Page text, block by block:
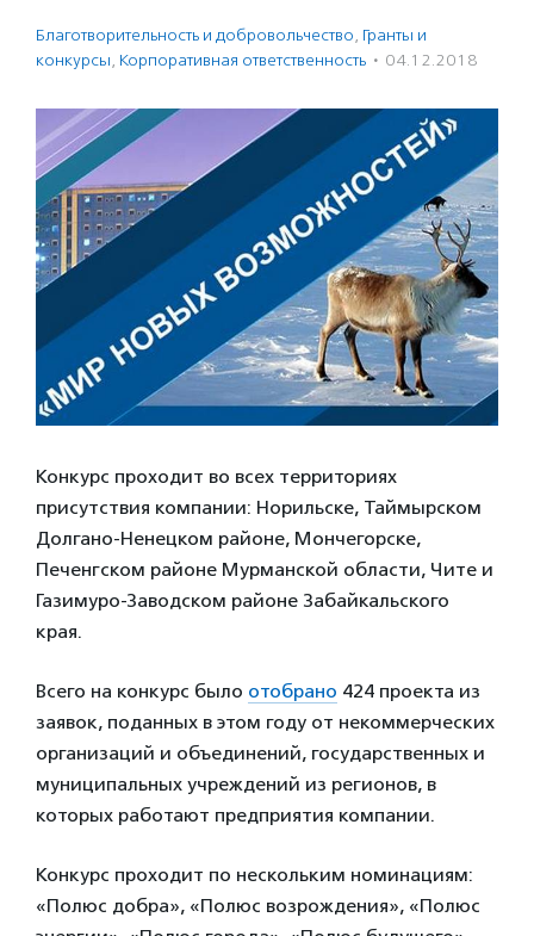
Благотвори­тель­ность и доброволь­чест­во, Гранты и
конкурсы, Корпоративная ответственность · 04.12.2018
Конкурс проходит во всех территориях
присутствия компании: Норильске, Таймырском
Долгано-Ненецком районе, Мончегорске,
Печенгском районе Мурманской области, Чите и
Газимуро-Заводском районе Забайкальского
края.
Всего на конкурс было отобрано 424 проекта из
заявок, поданных в этом году от некоммерческих
организаций и объединений, государственных и
муниципальных учреждений из регионов, в
которых работают предприятия компании.
Конкурс проходит по нескольким номинациям:
«Полюс добра», «Полюс возрождения», «Полюс